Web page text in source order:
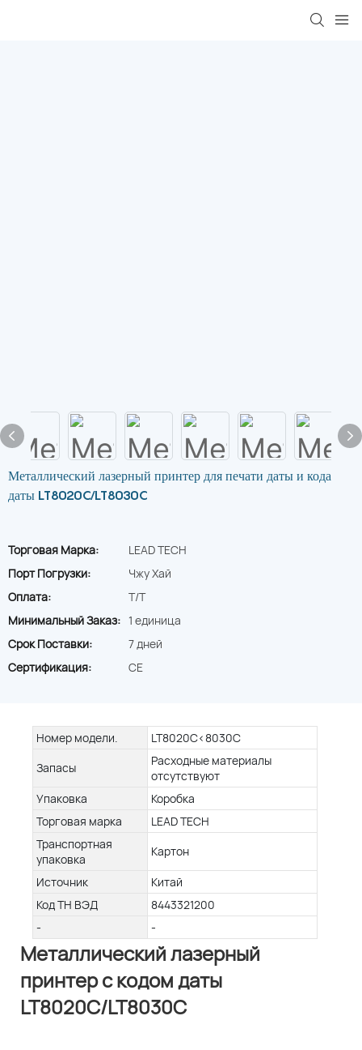
Металлический лазерный принтер для печати даты и кода
даты LT8020C/LT8030C
Торговая Марка:
LEAD TECH
Порт Погрузки:
Чжу Хай
Оплата:
T/T
Минимальный Заказ: 1 единица
Срок Поставки:
7 дней
Сертификация:
CE
Номер модели.
LT8020C<8030C
Запасы
Расходные материалы
отсутствуют
Упаковка
Коробка
Торговая марка
LEAD TECH
Транспортная
упаковка
Картон
Источник
Китай
Код ТН ВЭД
8443321200
-
-
Металлический лазерный
принтер с кодом даты
LT8020C/LT8030C